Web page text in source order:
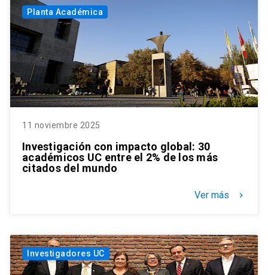
Planta Académica
11 noviembre 2025
Investigación con impacto global: 30
académicos UC entre el 2% de los más
citados del mundo
Ver más keyboard_arrow_right
Investigadores UC